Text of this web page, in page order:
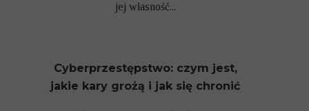
jej własność...
Cyberprzestępstwo: czym jest,
jakie kary grożą i jak się chronić